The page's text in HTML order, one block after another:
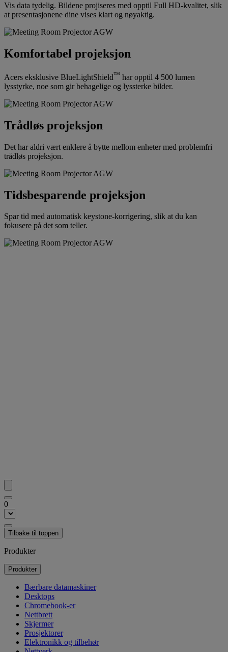
Vis data tydelig. Bildene projiseres med opptil Full HD-kvalitet, slik
at presentasjonene dine vises klart og nøyaktig.
Komfortabel projeksjon
Acers eksklusive BlueLightShield™ har opptil 4 500 lumen
lysstyrke, noe som gir behagelige og lyssterke bilder.
Trådløs projeksjon
Det har aldri vært enklere å bytte mellom enheter med problemfri
trådløs projeksjon.
Tidsbesparende projeksjon
Spar tid med automatisk keystone-korrigering, slik at du kan
fokusere på det som teller.
0
Tilbake til toppen
Produkter
Produkter
Bærbare datamaskiner
Desktops
Chromebook-er
Nettbrett
Skjermer
Prosjektorer
Elektronikk og tilbehør